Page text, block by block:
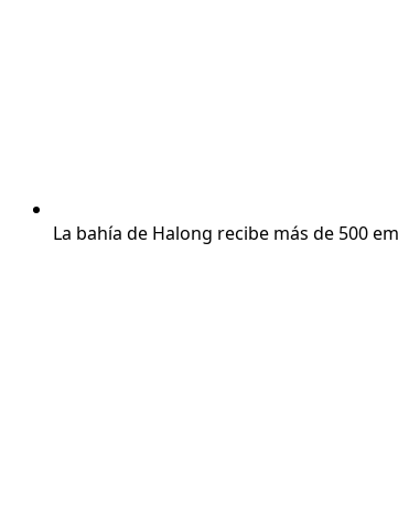
La bahía de Halong recibe más de 500